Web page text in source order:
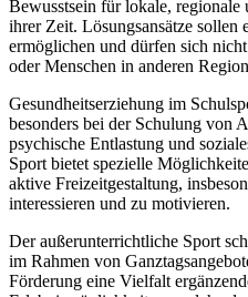
Bewusstsein für lokale, regionale
ihrer Zeit. Lösungsansätze
ermöglichen und dürfen sich
oder Menschen in anderen
Gesundheitserziehung im
besonders bei der Schulung von
psychische Entlastung und
Sport bietet spezielle
aktive Freizeitgestaltung,
interessieren und zu motivieren.
Der außerunterrichtliche Sport
im Rahmen von
Förderung eine Vielfalt